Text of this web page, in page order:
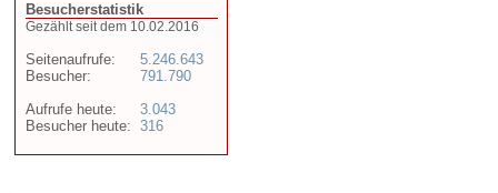
Besucherstatistik
Gezählt seit dem 10.02.2016
Seitenaufrufe:
Besucher:
Aufrufe heute:
Besucher heute:
5.246.643
791.790
3.043
316